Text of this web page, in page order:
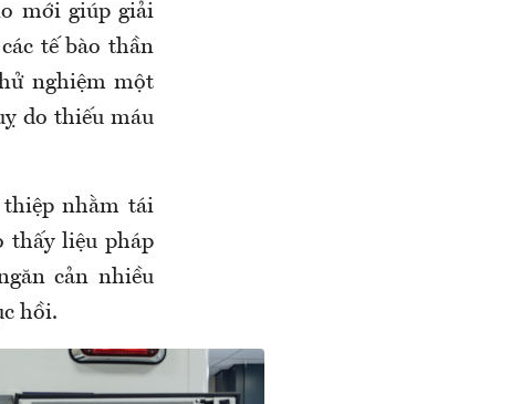
mới giúp giải
tế bào thần
nghiệm một
do thiếu máu
thiệp nhằm tái
thấy liệu pháp
cản nhiều
hồi.